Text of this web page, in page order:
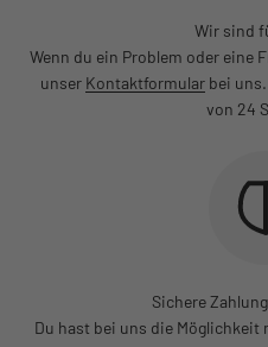
Wir sind
Wenn du ein Problem oder eine
unser Kontaktformular bei
von 24
Sichere
Du hast bei uns die Möglichkeit